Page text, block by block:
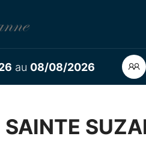
au 08/08/2026
SAINTE